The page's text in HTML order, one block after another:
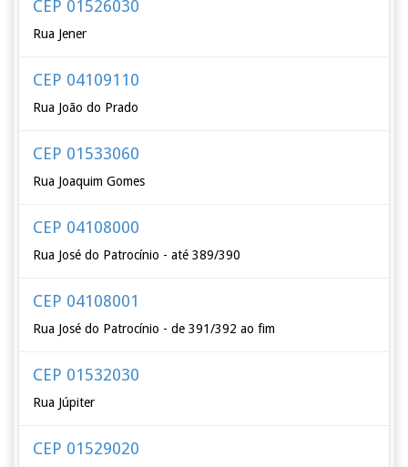
CEP 01526030
Rua Jener
CEP 04109110
Rua João do Prado
CEP 01533060
Rua Joaquim Gomes
CEP 04108000
Rua José do Patrocínio - até 389/390
CEP 04108001
Rua José do Patrocínio - de 391/392 ao fim
CEP 01532030
Rua Júpiter
CEP 01529020